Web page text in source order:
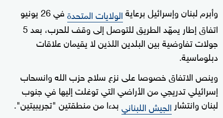
وأبرم لبنان وإسرائيل برعايةالولايات المتحدة
في 26 يونيو
اتفاق إطار يمهّد الطريق للتوصل إلى وقف للحرب، بعد 5
جولات تفاوضية بين البلدين اللذين لا يقيمان علاقات
دبلوماسية.
وينص الاتفاق خصوصا على نزع سلاح حزب الله وانسحاب
إسرائيلي تدريجي من الأراضي التي توغلت إليها في جنوب
لبنان وانتشار الجيش اللبنانيبدءا من منطقتين "تجريبيتين".